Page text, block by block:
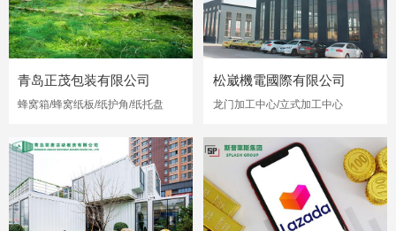
青岛正茂包装有限公司
蜂窝箱/蜂窝纸板/纸护角/纸托盘
松崴機電國際有限公司
龙门加工中心/立式加工中心